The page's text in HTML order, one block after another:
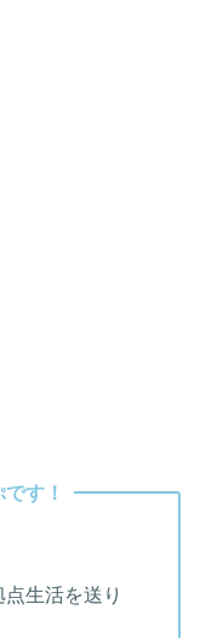
す！
点生活を送り